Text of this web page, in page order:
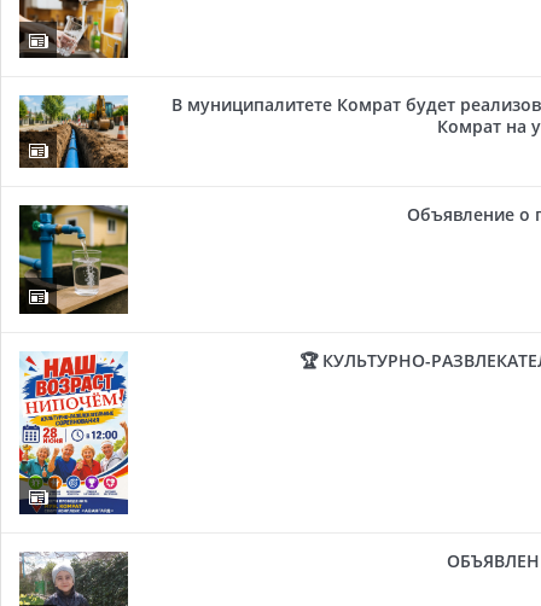
В муниципалитете Комрат будет
Комрат на
Объявление о
🏆 КУЛЬТУРНО-